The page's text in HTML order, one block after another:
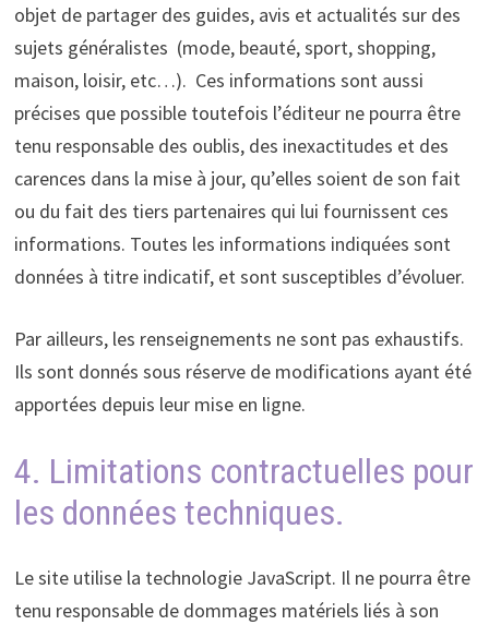
objet de partager des guides, avis et actualités sur des
sujets généralistes (mode, beauté, sport, shopping,
maison, loisir, etc…). Ces informations sont aussi
précises que possible toutefois l’éditeur ne pourra être
tenu responsable des oublis, des inexactitudes et des
carences dans la mise à jour, qu’elles soient de son fait
ou du fait des tiers partenaires qui lui fournissent ces
informations. Toutes les informations indiquées sont
données à titre indicatif, et sont susceptibles d’évoluer.
Par ailleurs, les renseignements ne sont pas exhaustifs.
Ils sont donnés sous réserve de modifications ayant été
apportées depuis leur mise en ligne.
4. Limitations contractuelles pour
les données techniques.
Le site utilise la technologie JavaScript. Il ne pourra être
tenu responsable de dommages matériels liés à son